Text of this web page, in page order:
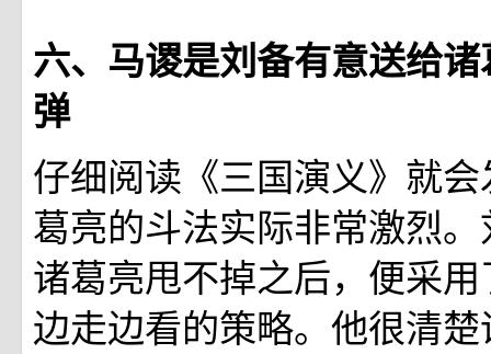
六、马谡是刘备有意送给
弹
仔细阅读《三国演义》就
葛亮的斗法实际非常激烈
诸葛亮甩不掉之后，便采
边走边看的策略。他很清